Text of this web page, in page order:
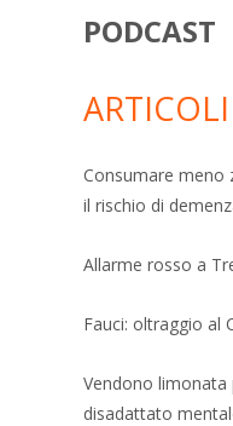
PODCAST
Consumare meno
il rischio di
Allarme rosso a
Fauci: oltraggio al
Vendono limonata
disadattato